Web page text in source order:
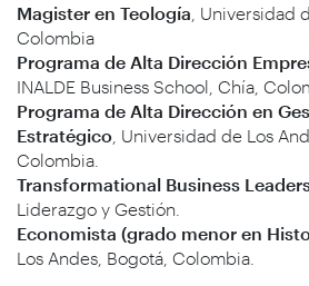
Magister en Teología , Universidad
Colombia
Programa de Alta Dirección
INALDE Business School, Chía,
Programa de Alta Dirección en
Estratégico , Universidad de Los
Colombia.
Transformational Business
Liderazgo y Gestión.
Economista (grado menor en
Los Andes, Bogotá, Colombia.